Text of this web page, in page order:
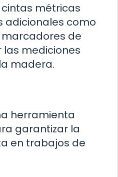
métricas
adicionales como
marcadores de
mediciones
madera.
herramienta
garantizar la
en trabajos de